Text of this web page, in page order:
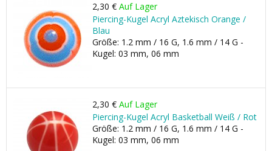
2,30 € Auf Lager
Piercing-Kugel Acryl Aztekisch Orange /
Blau
Größe: 1.2 mm / 16 G, 1.6 mm / 14 G -
Kugel: 03 mm, 06 mm
2,30 € Auf Lager
Piercing-Kugel Acryl Basketball Weiß / Rot
Größe: 1.2 mm / 16 G, 1.6 mm / 14 G -
Kugel: 03 mm, 06 mm